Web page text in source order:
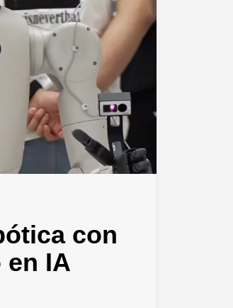
con
en IA